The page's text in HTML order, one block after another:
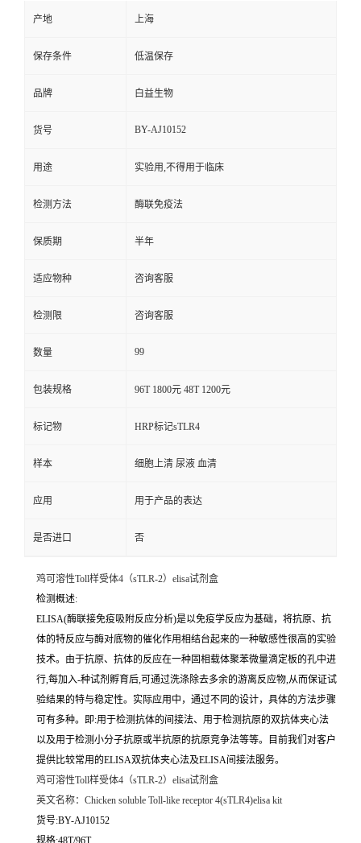
产地 上海
保存条件 低温保存
品牌 白益生物
货号 BY-AJ10152
用途 实验用,不得用于临床
检测方法 酶联免疫法
保质期 半年
适应物种 咨询客服
检测限 咨询客服
数量 99
包装规格 96T 1800元 48T 1200元
标记物 HRP标记sTLR4
样本 细胞上清 尿液 血清
应用 用于产品的表达
是否进口 否
鸡可溶性Toll样受体4（sTLR-2）elisa试剂盒
检测概述:
ELISA(酶联接免疫吸附反应分析)是以免疫学反应为基础，将抗原、抗
体的特反应与酶对底物的催化作用相结台起来的一种敏感性很高的实验
技术。由于抗原、抗体的反应在一种固相载体聚苯微量滴定板的孔中进
行,每加入-种试剂孵育后,可通过洗涤除去多余的游离反应物,从而保证试
验结果的特与稳定性。实际应用中，通过不同的设计，具体的方法步骤
可有多种。即:用于检测抗体的间接法、用于检测抗原的双抗体夹心法
以及用于检测小分子抗原或半抗原的抗原竞争法等等。目前我们对客户
提供比较常用的ELISA双抗体夹心法及ELISA间接法服务。
鸡可溶性Toll样受体4（sTLR-2）elisa试剂盒
英文名称： Chicken soluble Toll-like receptor 4(sTLR4)elisa kit
货号:BY-AJ10152